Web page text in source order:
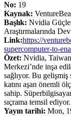
No: 19
Kaynak:
Başlık: Nvidia
Araştırmalarında
Link:https://
supercomputer-to-
Özet: Nvidia,
Merkezi’nde inşa
sağlıyor. Bu
katını aşan önemli
sahip.
sıçrama temsil ediyor.
Yayın tarihi: Mon,